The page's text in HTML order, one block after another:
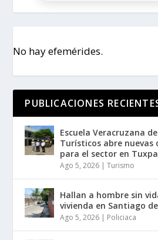
No hay efemérides.
PUBLICACIONES
Escuela Veracruzana
Turísticos abre nuevas
para el sector en
Ago 5, 2026 |Turismo
Hallan a hombre sin
vivienda en Santiago
Ago 5, 2026 | Policiaca